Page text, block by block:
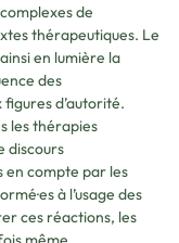
de
thérapeutiques. Le
en lumière la
des
d’autorité.
les thérapies
discours
compte par les
à l’usage des
ces réactions, les